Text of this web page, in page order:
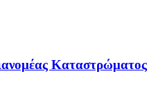
Καταστρώματος